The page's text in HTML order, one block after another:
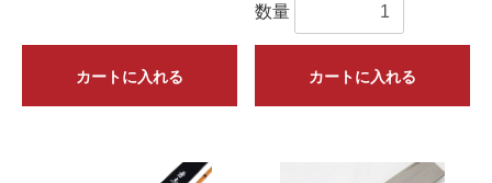
カートに入れる
数量
カートに入れる